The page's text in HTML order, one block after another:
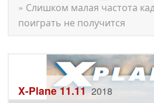
» Слишком малая частота
поиграть не получится
X-Plane 11.11 2018